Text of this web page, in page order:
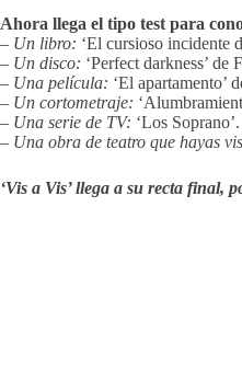
Ahora llega el tipo test para
– Un libro: ‘El cursioso incidente
– Un disco: ‘Perfect darkness’
– Una película: ‘El apartamento’
– Un cortometraje:
– Una serie de TV: ‘Los Soprano’.
– Una obra de teatro que hayas
‘Vis a Vis’ llega a su recta final,